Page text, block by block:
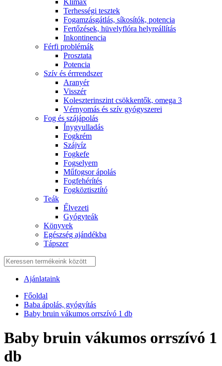
Klimax
Terhességi tesztek
Fogamzásgátlás, síkosítók, potencia
Fertőzések, hüvelyflóra helyreállítás
Inkontinencia
Férfi problémák
Prosztata
Potencia
Szív és érrrendszer
Aranyér
Visszér
Koleszterinszint csökkentők, omega 3
Vérnyomás és szív gyógyszerei
Fog és szájápolás
Í́nygyulladás
Fogkrém
Szájvíz
Fogkefe
Fogselyem
Műfogsor ápolás
Fogfehérítés
Fogköztisztító
Teák
É́lvezeti
Gyógyteák
Könyvek
Egészség ajándékba
Tápszer
Ajánlataink
Főoldal
Baba ápolás, gyógyítás
Baby bruin vákumos orrszívó 1 db
Baby bruin vákumos orrszívó 1
db